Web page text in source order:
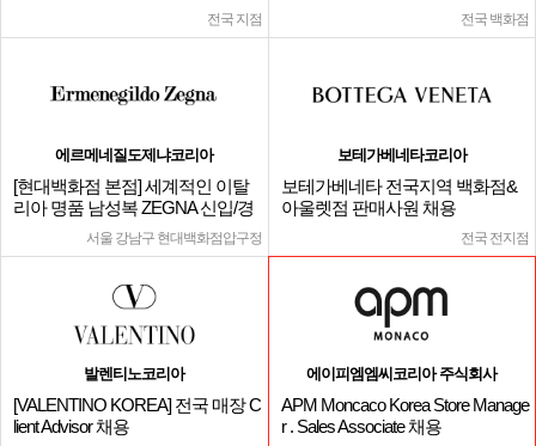
전국 지점 전국 백화점
에르메네질도제냐코리아
[현대백화점 본점] 세계적인 이탈
리아 명품 남성복 ZEGNA 신입/경
서울 강남구 현대백화점압구정
보테가베네타코리아
보테가베네타 전국지역 백화점&
아울렛점 판매사원 채용
전국 전지점
발렌티노코리아
[VALENTINO KOREA] 전국 매장 C
lient Advisor 채용
에이피엠엠씨코리아 주식회사
APM Moncaco Korea Store Manage
r . Sales Associate 채용